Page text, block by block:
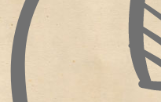
NIEUWE WEG
De redacteuren van De Tijd
nieuwe formule wilden ze de
maken. Er werd meer
1974 verscheen
dan
weekblad heeft nog zestien